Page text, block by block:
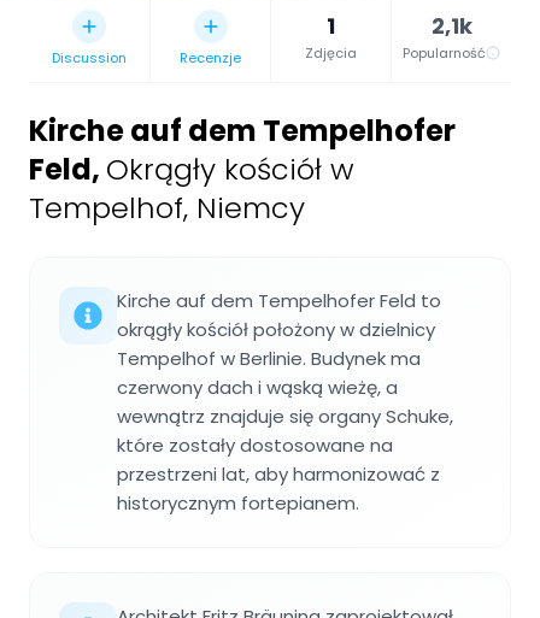
Discussion Recenzje
1
Zdjęcia
2,1k
Popularność
Kirche auf dem Tempelhofer
Feld, Okrągły kościół w
Tempelhof, Niemcy
Kirche auf dem Tempelhofer Feld to
okrągły kościół położony w dzielnicy
Tempelhof w Berlinie. Budynek ma
czerwony dach i wąską wieżę, a
wewnątrz znajduje się organy Schuke,
które zostały dostosowane na
przestrzeni lat, aby harmonizować z
historycznym fortepianem.